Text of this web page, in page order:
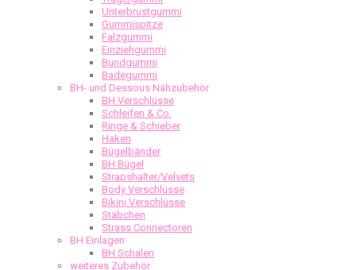
Unterbrustgummi
Gummispitze
Falzgummi
Einziehgummi
Bundgummi
Badegummi
BH- und Dessous Nähzubehör
BH Verschlüsse
Schleifen & Co.
Ringe & Schieber
Haken
Bügelbänder
BH Bügel
Strapshalter/Velvets
Body Verschlüsse
Bikini Verschlüsse
Stäbchen
Strass Connectoren
BH Einlagen
BH Schalen
weiteres Zubehör